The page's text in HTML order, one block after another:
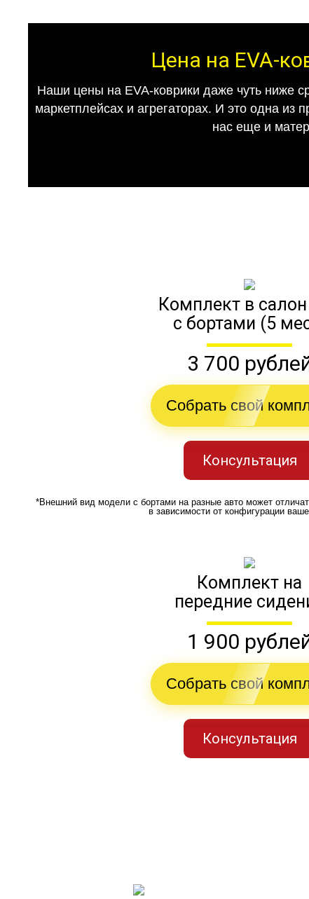
Цена на EVA-
Наши цены на EVA-коврики даже чуть ниже
маркетплейсах и агрегаторах. И это одна
нас еще и
Комплект в
с бортами (5
3 700
Собрать свой
Консультация
*Внешний вид модели с бортами на разные авто может
в зависимости от конфигурации
Комплект на
передние
1 900
Собрать свой
Консультация